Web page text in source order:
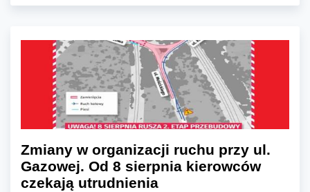
Zmiany w organizacji ruchu przy ul.
Gazowej. Od 8 sierpnia kierowców
czekają utrudnienia